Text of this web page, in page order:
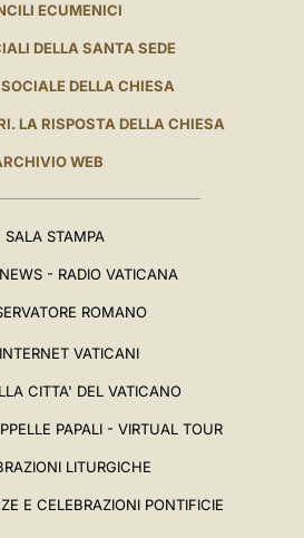
ECUMENICI
DELLA SANTA SEDE
DELLA CHIESA
LA RISPOSTA DELLA CHIESA
WEB
SALA STAMPA
- RADIO VATICANA
ROMANO
VATICANI
CITTA' DEL VATICANO
PAPALI - VIRTUAL TOUR
LITURGICHE
E CELEBRAZIONI PONTIFICIE